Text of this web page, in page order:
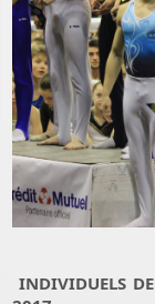
INDIVIDUELS